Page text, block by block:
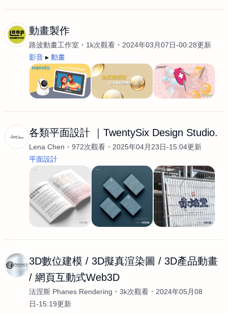
動畫製作
路波動畫工作室 1k次觀看
2024年03月07日-00:28更新
影音
動畫
各類平面設計 ｜TwentySix Design Studio.
Lena Chen 972次觀看
2025年04月23日-15:04更新
平面設計
3D數位建模 / 3D擬真渲染圖 / 3D產品動畫
/ 網頁互動式Web3D
法涅斯 Phanes Rendering 3k次觀看
2024年05月08
日-15:19更新